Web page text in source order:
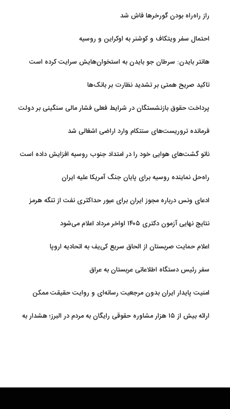
راز راه‌راه بودن گورخرها فاش شد
احتمال سفر ویتکاف و کوشنر به اوکراین و روسیه
هانتر بایدن: سرطان جو بایدن به استخوان‌هایش سرایت کرده است
تاکید صریح همتی بر تشدید نظارت بر بانک‌ها
پرداخت حقوق بازنشستگان در شرایط فعلی فشار مالی سنگینی بر دولت
فرمانده تروریست‌های سنتکام وارد اراضی اشغالی شد
ناتو گشت‌های هوایی خود را در امتداد جنوب روسیه افزایش داده است
راه‌حل نماینده روسیه برای پایان جنگ آمریکا علیه ایران
ادعای ونس درباره مجوز ایران برای عبور حداکثری نفت از تنگه هرمز
نتایج نهایی آزمون دکتری ۱۴۰۵ اواخر مرداد اعلام می‌شود
اعلام حمایت صربستان از الحاق سریع کی‌یف به اتحادیه اروپا
سفر رئیس دستگاه اطلاعاتی عربستان به عراق
امنیت پایدار ایران بدون مرجعیت رسانه‌ای و روایت حقیقت ممکن
ارائه بیش از ۱۵ هزار مشاوره حقوقی رایگان به مردم در البرز؛ هشدار به